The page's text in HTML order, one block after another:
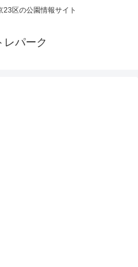
23区の公園情報サイト
レパーク